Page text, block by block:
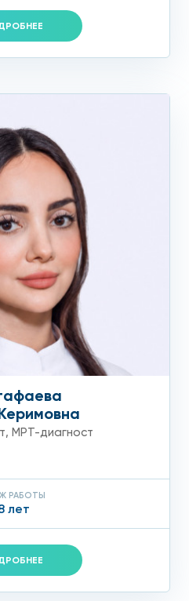
, МРТ-диагност
РАБОТЫ
лет